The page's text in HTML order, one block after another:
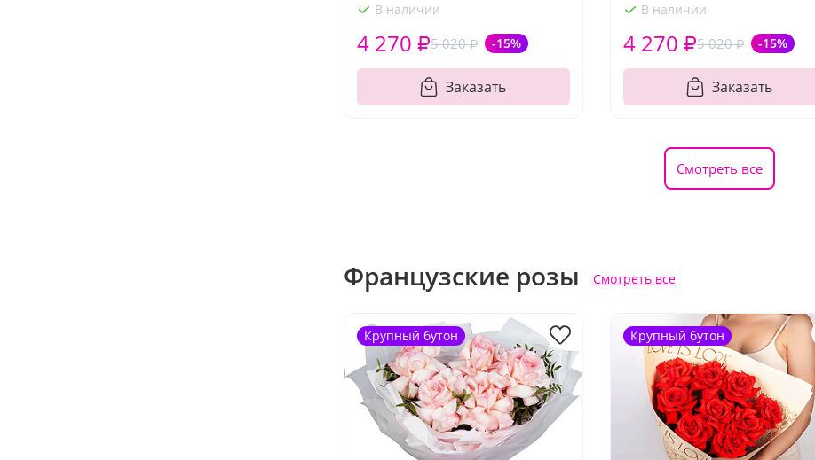
В наличии
5 020 ₽ -15%
4 270 ₽
Заказать
В наличии
5 020 ₽ -15%
4 270 ₽
Заказать
Смотреть все
Французские розы Смотреть все
Крупный бутон Крупный бутон